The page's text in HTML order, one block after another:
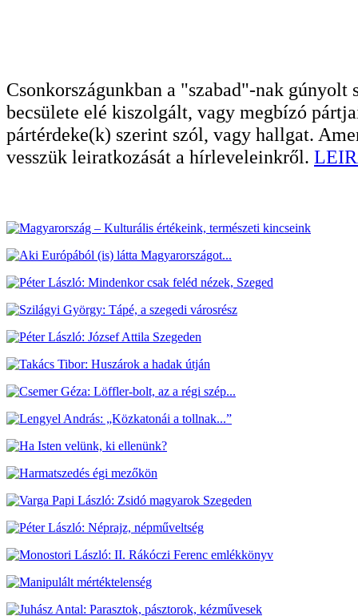
Csonkországunkban a "szabad"-nak
becsülete elé kiszolgált, vagy megbízó
pártérdeke(k) szerint szól, vagy hallgat.
vesszük leiratkozását a hírleveleinkről.